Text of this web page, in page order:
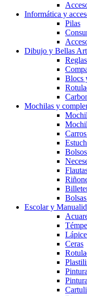
Informática y
Pilas
Dibujo y Bellas
Reglas
Blocs
Mochilas y
Escolar y
Ceras